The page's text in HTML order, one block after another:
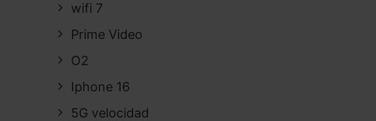
wifi 7
Prime Video
O2
Iphone 16
5G velocidad